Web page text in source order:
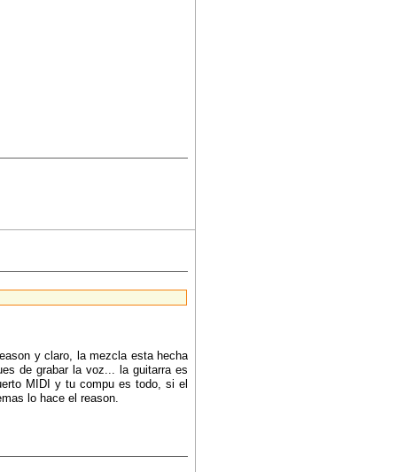
y claro, la mezcla esta hecha
de grabar la voz... la guitarra es
MIDI y tu compu es todo, si el
lo hace el reason.